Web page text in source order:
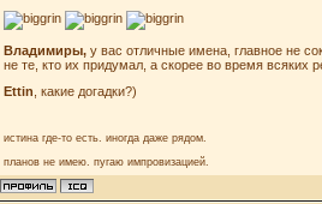
Владимиры, у вас отличные имена, главное не
не те, кто их придумал, а скорее во время всяких
Ettin , какие догадки?)
истина где-то есть. иногда даже рядом.
планов не имею. пугаю импровизацией.